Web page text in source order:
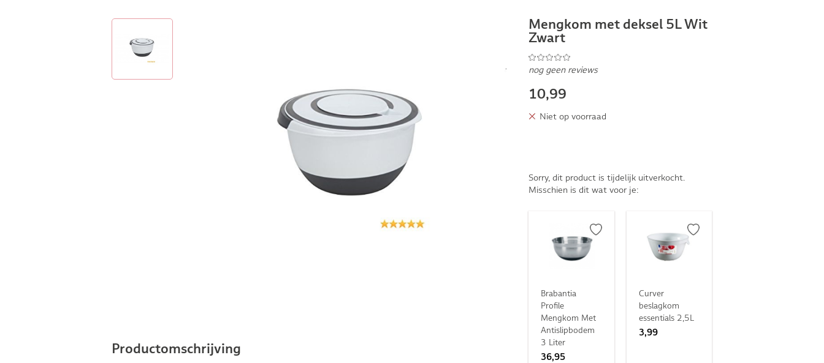
Productomschrijving
Mengkom met deksel 5L Wit
Zwart
nog geen reviews
10,99
Niet op voorraad
Sorry, dit product is tijdelijk uitverkocht.
Misschien is dit wat voor je:
Brabantia
Profile
Mengkom Met
Antislipbodem
3 Liter
36,95
Curver
beslagkom
essentials 2,5L
3,99